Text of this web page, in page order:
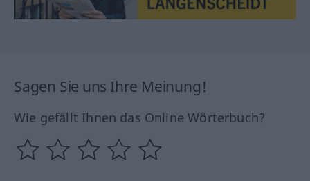
Sagen Sie uns Ihre Meinung!
Wie gefällt Ihnen das Online Wörterbuch?